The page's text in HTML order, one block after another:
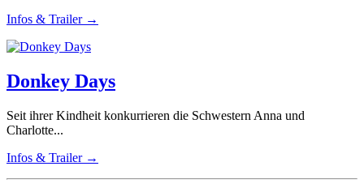
Infos & Trailer →
Donkey Days
Seit ihrer Kindheit konkurrieren die Schwestern Anna und
Charlotte...
Infos & Trailer →